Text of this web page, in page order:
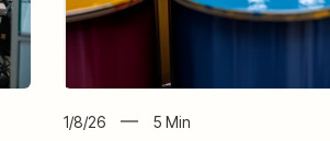
1/8/26 5 Min